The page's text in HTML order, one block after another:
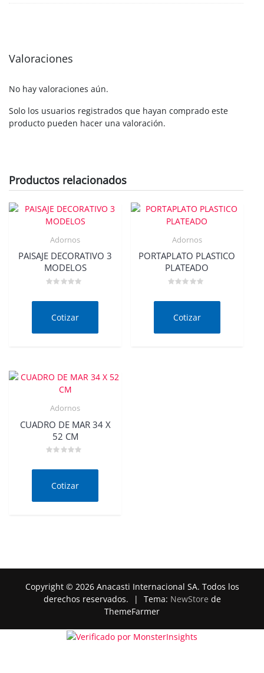
Valoraciones
No hay valoraciones aún.
Solo los usuarios registrados que hayan comprado este
producto pueden hacer una valoración.
Productos relacionados
Adornos
PAISAJE DECORATIVO 3
MODELOS
deCotizar
Adornos
PORTAPLATO PLASTICO
PLATEADO
deCotizar
Adornos
CUADRO DE MAR 34 X
52 CM
en
deCotizar
Copyright © 2026 Anacasti Internacional SA. Todos los
derechos reservados.
| Tema: NewStore de
ThemeFarmer